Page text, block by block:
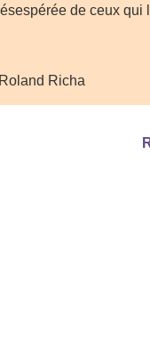
de ceux qui
Richa